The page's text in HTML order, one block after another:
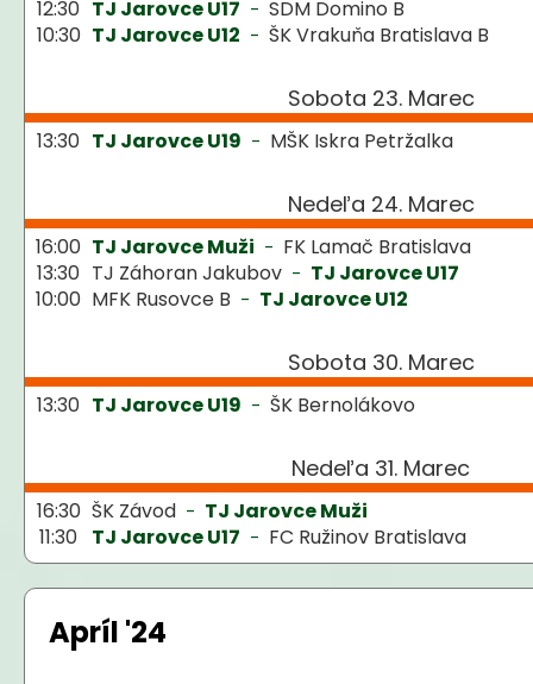
12:30 TJ Jarovce U17 - SDM Domino B
10:30 TJ Jarovce U12 - ŠK Vrakuňa Bratislava B
Sobota 23. Marec
13:30 TJ Jarovce U19 - MŠK Iskra Petržalka
Nedeľa 24. Marec
16:00 TJ Jarovce Muži - FK Lamač Bratislava
13:30 TJ Záhoran Jakubov - TJ Jarovce U17
10:00 MFK Rusovce B - TJ Jarovce U12
Sobota 30. Marec
13:30 TJ Jarovce U19 - ŠK Bernolákovo
Nedeľa 31. Marec
16:30 ŠK Závod - TJ Jarovce Muži
11:30 TJ Jarovce U17 - FC Ružinov Bratislava
Apríl '24